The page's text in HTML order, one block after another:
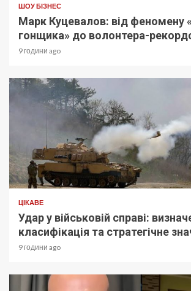
ШОУ БІЗНЕС
Марк Куцевалов: від феномену
гонщика» до волонтера-
9 години ago
ЦІКАВЕ
Удар у військовій справі:
класифікація та стратегічне
9 години ago